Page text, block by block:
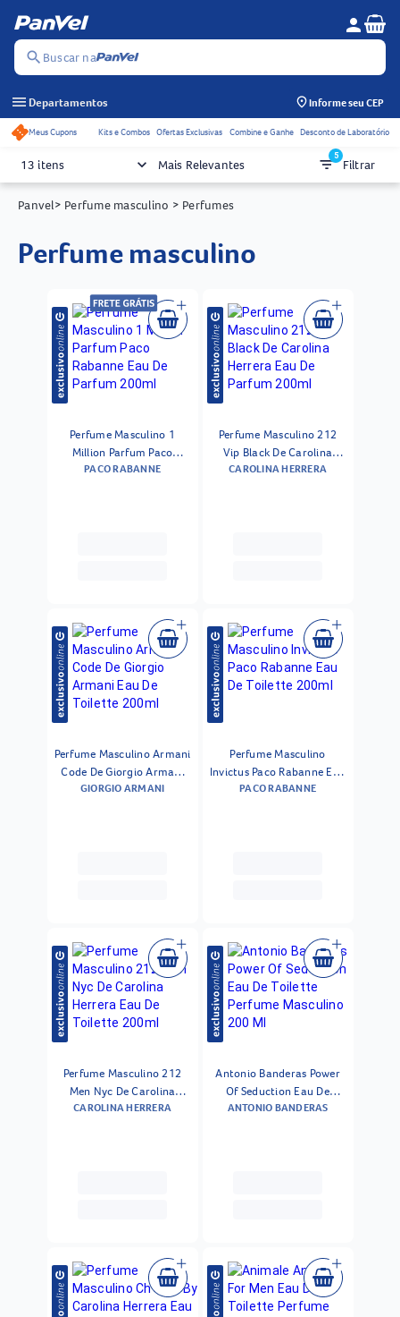
search Buscar na
Menu do
person
menu Departamentos Informe seu CEP
Acessos rápidos do cabeçalho
Meus Cupons Kits e Combos Ofertas Exclusivas Combine e Ganhe Desconto de Laboratório
13 itens keyboard_arrow_down Mais Relevantes filter_list5
Filtrar
Panvel> Perfume masculino > Perfumes
perfume masculino
Perfume Masculino 1
Million Parfum Paco
Rabanne Eau De Parfum
PACO RABANNE
Perfume Masculino 212
Vip Black De Carolina
Herrera Eau De Parfum
CAROLINA HERRERA
Perfume Masculino Armani
Code De Giorgio Armani
Eau De Toilette 200ml
GIORGIO ARMANI
Perfume Masculino
Invictus Paco Rabanne Eau
De Toilette 200ml
PACO RABANNE
Perfume Masculino 212
Men Nyc De Carolina
Herrera Eau De Toilette
CAROLINA HERRERA
Antonio Banderas Power
Of Seduction Eau De
Toilette Perfume Masculino
ANTONIO BANDERAS